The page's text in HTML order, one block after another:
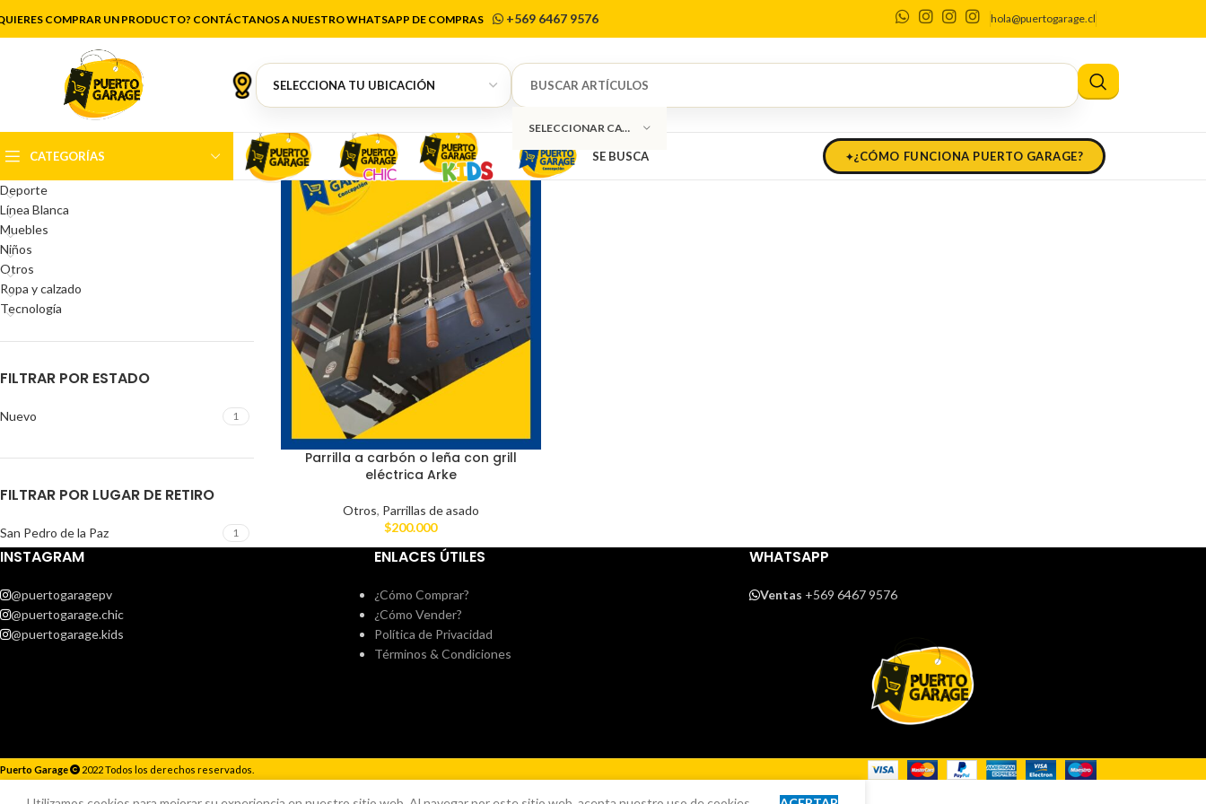
COMPRAR UN PRODUCTO? CONTÁCTANOS A NUESTRO WHATSAPP DE COMPRAS +569 6467 9576 hola@puertogarage.cl
SELECCIONAR CATEGORÍA
CATEGORÍAS SE BUSCA ¿CÓMO FUNCIONA PUERTO GARAGE?
Arke
CATEGORÍAS DEL PRODUCTO
Antigüedades
Artículos de cocina
Belleza
Deporte
Línea Blanca
Muebles
Niños
Otros
Ropa y calzado
Tecnología
FILTRAR POR ESTADO
Nuevo 1
FILTRAR POR LUGAR DE RETIRO
San Pedro de la Paz 1
Parrilla a carbón o leña con grill
eléctrica Arke
Otros, Parrillas de asado
$200.000
INSTAGRAM
@puertogaragepv
@puertogarage.chic
@puertogarage.kids
ENLACES ÚTILES
¿Cómo Comprar?
¿Cómo Vender?
Política de Privacidad
Términos & Condiciones
WHATSAPP
Ventas +569 6467 9576
Puerto Garage 2022 Todos los derechos reservados.